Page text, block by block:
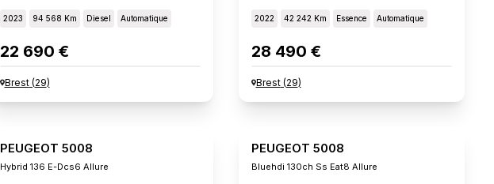
2023 94 568 Km Diesel Automatique
22 690 €
Brest(29)
2022 42 242 Km Essence Automatique
28 490 €
Brest(29)
PEUGEOT 5008
Hybrid 136 E-Dcs6 Allure
PEUGEOT 5008
Bluehdi 130ch Ss Eat8 Allure